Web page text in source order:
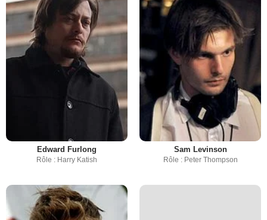
Edward Furlong
Rôle : Harry Katish
Sam Levinson
Rôle : Peter Thompson